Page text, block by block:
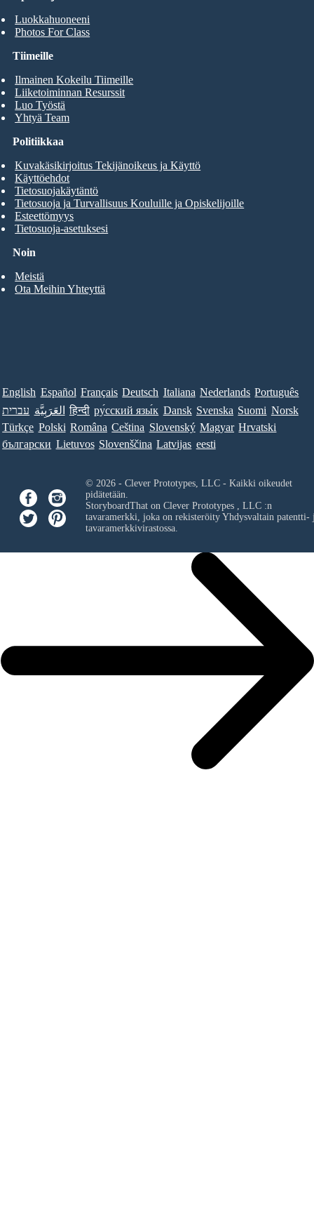
Luokkahuoneeni
Photos For Class
Tiimeille
Ilmainen Kokeilu Tiimeille
Liiketoiminnan Resurssit
Luo Työstä
Yhtyä Team
Noin
Meistä
Ota Meihin Yhteyttä
Politiikkaa
Kuvakäsikirjoitus Tekijänoikeus ja Käyttö
Käyttöehdot
Tietosuojakäytäntö
Tietosuoja ja Turvallisuus Kouluille ja Opiskelijoille
Esteettömyys
Tietosuoja-asetuksesi
English Español Français Deutsch Italiana Nederlands Português
עברית العَرَبِيَّة हिन्दी ру́сский язы́к Dansk Svenska Suomi Norsk
Türkçe Polski Româna Ceština Slovenský Magyar Hrvatski
български Lietuvos Slovenščina Latvijas eesti
© 2026 - Clever Prototypes, LLC - Kaikki oikeudet
pidätetään.
StoryboardThat on Clever Prototypes , LLC:n
tavaramerkki, joka on rekisteröity Yhdysvaltain patentti-
tavaramerkkivirastossa.